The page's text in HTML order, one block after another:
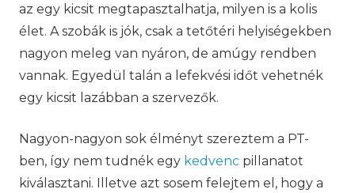
az egy kicsit megtapasztalhatja, milyen is a kolis
élet. A szobák is jók, csak a tetőtéri helyiségekben
nagyon meleg van nyáron, de amúgy rendben
vannak. Egyedül talán a lefekvési időt vehetnék
egy kicsit lazábban a szervezők.
Nagyon-nagyon sok élményt szereztem a PT-
ben, így nem tudnék egy kedvenc pillanatot
kiválasztani. Illetve azt sosem felejtem el, hogy a